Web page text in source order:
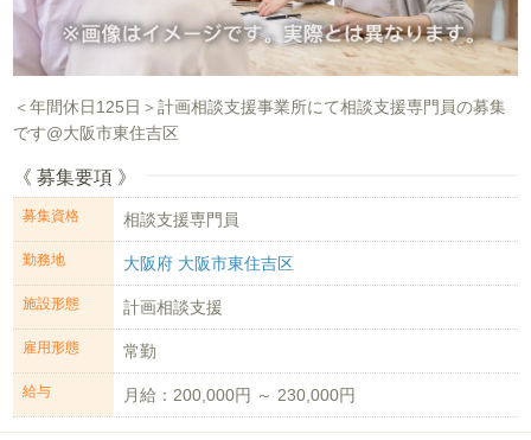
＜年間休日125日＞計画相談支援事業所にて相談支援専門員の募集
です@大阪市東住吉区
《 募集要項 》
募集資格 相談支援専門員
勤務地 大阪府 大阪市東住吉区
施設形態 計画相談支援
雇用形態 常勤
給与 月給：200,000円 ～ 230,000円